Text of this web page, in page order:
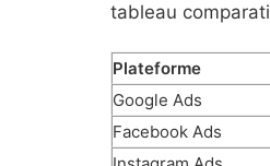
tableau
Plateforme
Google Ads
Facebook Ads